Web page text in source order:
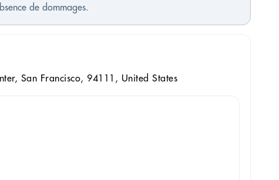
de dommages.
San Francisco, 94111, United States